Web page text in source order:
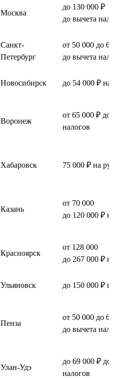
Москва
до 130 000 ₽
до вычета
Санкт-
Петербург
от 50 000 до
до вычета
Новосибирск до 54 000 ₽
Воронеж
от 65 000 ₽ до
налогов
Хабаровск 75 000 ₽ на
Казань
от 70 000
до 120 000 ₽
Красноярск
от 128 000
до 267 000 ₽
Ульяновск до 150 000 ₽
Пенза
от 50 000 до
до вычета
Улан-Удэ
до 69 000 ₽ до
налогов